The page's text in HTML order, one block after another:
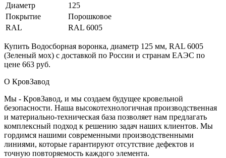
Диаметр
125
Покрытие
Порошковое
RAL
RAL 6005
Купить Водосборная воронка, диаметр 125 мм, RAL 6005
(Зеленый мох) с доставкой по России и странам ЕАЭС по
цене 663 руб.
О КровЗавод
Мы - КровЗавод, и мы создаем будущее кровельной
безопасности. Наша высокотехнологичная производственная
и материально-техническая база позволяет нам предлагать
комплексный подход к решению задач наших клиентов. Мы
гордимся нашими современными производственными
линиями, которые гарантируют отсутствие дефектов и
точную повторяемость каждого элемента.